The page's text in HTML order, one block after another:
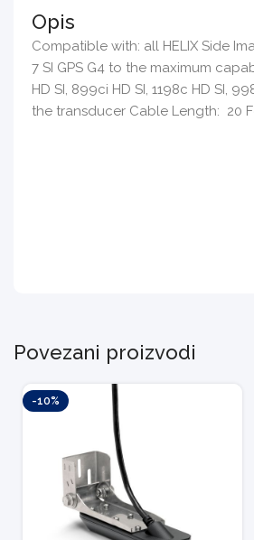
Opis
Compatible with: all HELIX Side
7 SI GPS G4 to the maximum
HD SI, 899ci HD SI, 1198c HD SI,
the transducer Cable Length: 20
Povezani proizvodi
-10%